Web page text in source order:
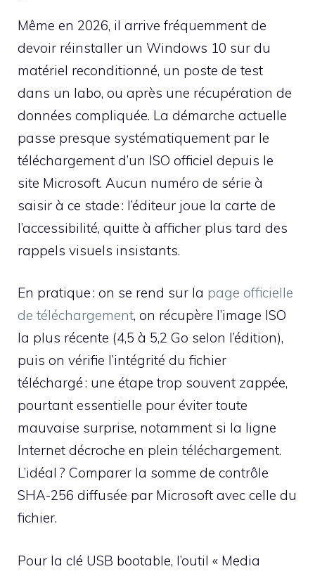
Même en 2026, il arrive fréquemment de
devoir réinstaller un Windows 10 sur du
matériel reconditionné, un poste de test
dans un labo, ou après une récupération de
données compliquée. La démarche actuelle
passe presque systématiquement par le
téléchargement d’un ISO officiel depuis le
site Microsoft. Aucun numéro de série à
saisir à ce stade : l’éditeur joue la carte de
l’accessibilité, quitte à afficher plus tard des
rappels visuels insistants.
En pratique : on se rend sur la page officielle
de téléchargement, on récupère l’image ISO
la plus récente (4,5 à 5,2 Go selon l’édition),
puis on vérifie l’intégrité du fichier
téléchargé : une étape trop souvent zappée,
pourtant essentielle pour éviter toute
mauvaise surprise, notamment si la ligne
Internet décroche en plein téléchargement.
L’idéal ? Comparer la somme de contrôle
SHA-256 diffusée par Microsoft avec celle du
fichier.
Pour la clé USB bootable, l’outil « Media